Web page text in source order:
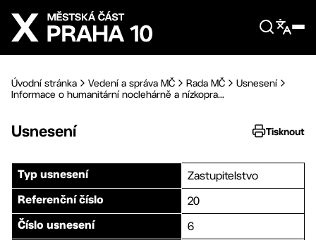
Přejít na hlavní obsah
Úvodní stránka Vedení a správa MČ Rada MČ
Usnesení
Informace o humanitární noclehárně a nízkopra...
Usnesení Tisknout
Typ usnesení Zastupitelstvo
Referenční číslo 20
Číslo usnesení 6